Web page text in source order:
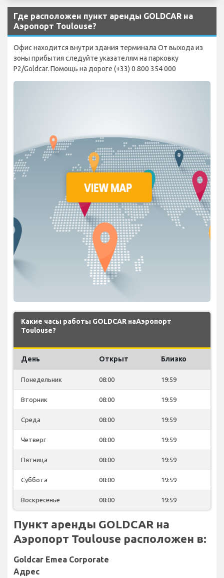
Где расположен пункт аренды GOLDCAR на
Аэропорт Toulouse?
Офис находится внутри здания терминала От выхода из
зоны прибытия следуйте указателям на парковку
P2/Goldcar. Помощь на дороге (+33) 0 800 354 000
Какие часы работы GOLDCAR наАэропорт
Toulouse?
День Открыт Близко
Понедельник 08:00 19:59
Вторник 08:00 19:59
Среда 08:00 19:59
Четверг 08:00 19:59
Пятница 08:00 19:59
Суббота 08:00 19:59
Воскресенье 08:00 19:59
Пункт аренды GOLDCAR на
Аэропорт Toulouse расположен в:
Goldcar Emea Corporate
Адрес